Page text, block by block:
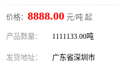
价格： 8888.00 元/吨 起
产品数量： 1111133.00吨
发货地址： 广东省深圳市